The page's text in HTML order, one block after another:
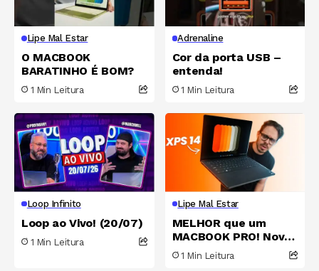
Lipe Mal Estar
O MACBOOK
BARATINHO É BOM?
1 Min Leitura
Adrenaline
Cor da porta USB –
entenda!
1 Min Leitura
Loop Infinito
Loop ao Vivo! (20/07)
1 Min Leitura
Lipe Mal Estar
MELHOR que um
MACBOOK PRO! Novo
Dell XPS 14 é quase
perfeito
1 Min Leitura